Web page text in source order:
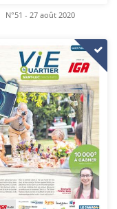
N°51 - 27 août 2020